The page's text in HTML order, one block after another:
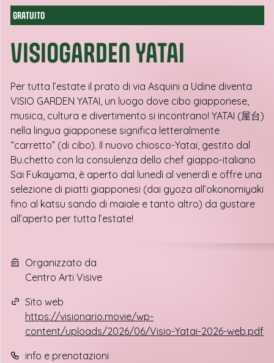
GRATUITO
VISIOGARDEN YATAI
Per tutta l’estate il prato di via Asquini a Udine diventa
VISIO GARDEN YATAI, un luogo dove cibo giapponese,
musica, cultura e divertimento si incontrano! YATAI (屋台)
nella lingua giapponese significa letteralmente
“carretto” (di cibo). Il nuovo chiosco-Yatai, gestito dal
Bu.chetto con la consulenza dello chef giappo-italiano
Sai Fukayama, è aperto dal lunedì al venerdì e offre una
selezione di piatti giapponesi (dai gyoza all’okonomiyaki
fino al katsu sando di maiale e tanto altro) da gustare
all’aperto per tutta l’estate!
Organizzato da
Centro Arti Visive
Sito web
https://visionario.movie/wp-
content/uploads/2026/06/Visio-Yatai-2026-web.pdf
info e prenotazioni